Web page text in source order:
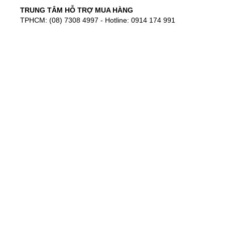
TRUNG TÂM HỖ TRỢ MUA HÀNG
TPHCM: (08) 7308 4997 - Hotline: 0914 174 991